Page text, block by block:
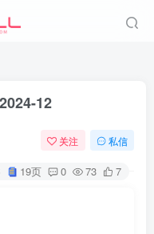
12
关注 私信
19页 0 73 7